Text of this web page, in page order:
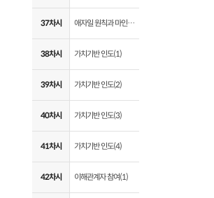
37차시 애자일 원칙과 마인셋(7)
38차시 가치기반 인도(1)
39차시 가치기반 인도(2)
40차시 가치기반 인도(3)
41차시 가치기반 인도(4)
42차시 이해관계자 참여(1)